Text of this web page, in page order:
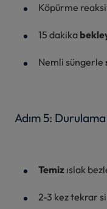
Köpürme
15 dakika
Nemli süngerle
Adım 5:
Temiz ıslak
2-3 kez tekrar